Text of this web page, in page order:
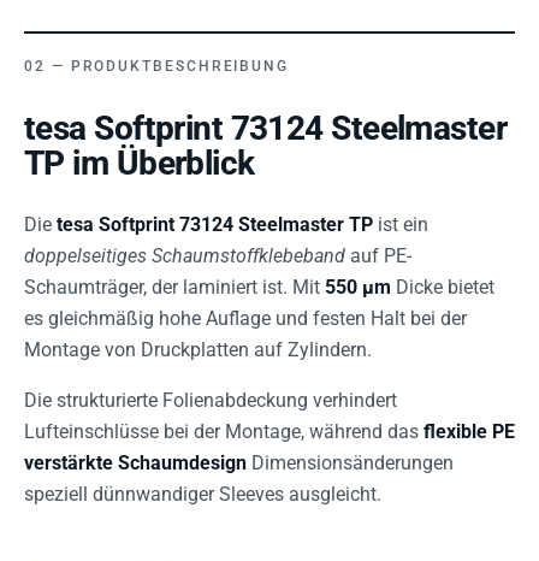
PRODUKTBESCHREIBUNG
tesa Softprint 73124 Steelmaster
TP im Überblick
Die tesa Softprint 73124 Steelmaster TP ist ein
doppelseitiges Schaumstoffklebeband auf PE-
Schaumträger, der laminiert ist. Mit 550 µm Dicke bietet
es gleichmäßig hohe Auflage und festen Halt bei der
Montage von Druckplatten auf Zylindern.
Die strukturierte Folienabdeckung verhindert
Lufteinschlüsse bei der Montage, während das flexible PE
verstärkte Schaumdesign Dimensionsänderungen
speziell dünnwandiger Sleeves ausgleicht.